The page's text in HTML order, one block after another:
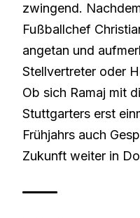
zwingend.
Fußballchef
angetan und
Stellvertreter oder
Ob sich Ramaj mit
Stuttgarters erst
Frühjahrs auch
Zukunft weiter in